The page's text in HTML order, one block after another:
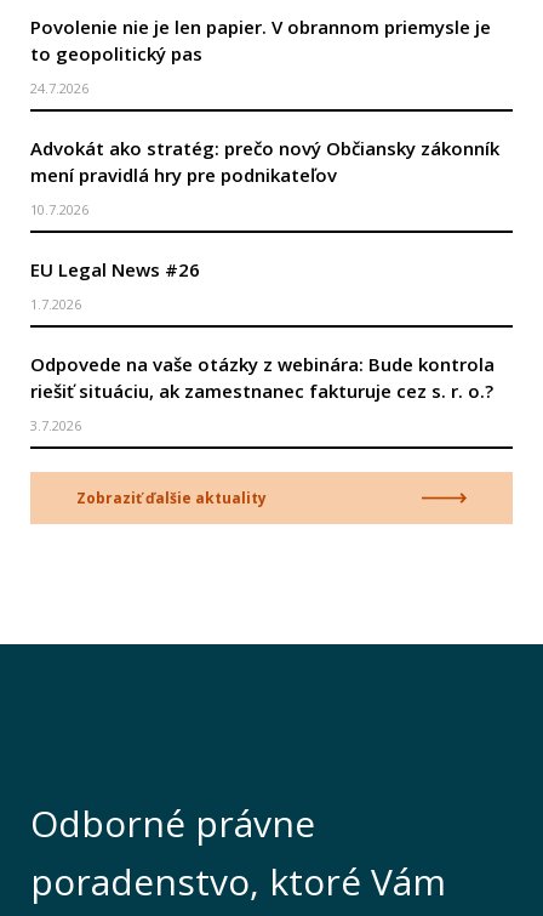
Povolenie nie je len papier. V obrannom priemysle je
to geopolitický pas
24.7.2026
Advokát ako stratég: prečo nový Občiansky zákonník
mení pravidlá hry pre podnikateľov
10.7.2026
EU Legal News #26
1.7.2026
Odpovede na vaše otázky z webinára: Bude kontrola
riešiť situáciu, ak zamestnanec fakturuje cez s. r. o.?
3.7.2026
Zobraziť ďalšie aktuality
Odborné právne
poradenstvo, ktoré Vám